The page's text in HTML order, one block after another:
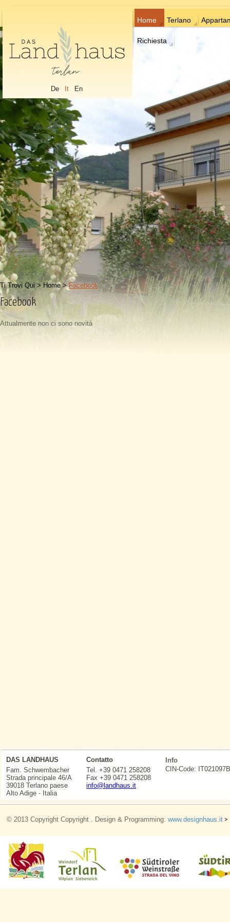
De It En
Home Terlano
Richiesta
Ti Trovi Qui >Home>Facebook
Facebook
Attualmente non ci sono novità
DAS LANDHAUS
Fam. Schwembacher
Strada principale 46/A
39018 Terlano paese
Alto Adige - Italia
Contatto
Tel. +39 0471 258208
Fax +39 0471 258208
info@landhaus.it
Info
CIN-Code:
© 2013 Copyright Copyright . Design & Programming: www.designhaus.it